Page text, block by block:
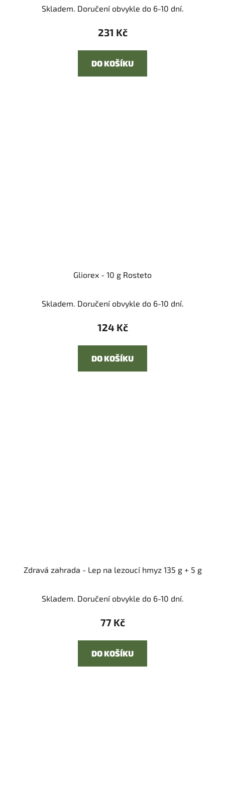
Skladem. Doručení obvykle do 6-10 dní.
231 Kč
DO KOŠÍKU
Gliorex - 10 g Rosteto
Skladem. Doručení obvykle do 6-10 dní.
124 Kč
DO KOŠÍKU
Zdravá zahrada - Lep na lezoucí hmyz 135 g + 5 g
Skladem. Doručení obvykle do 6-10 dní.
77 Kč
DO KOŠÍKU